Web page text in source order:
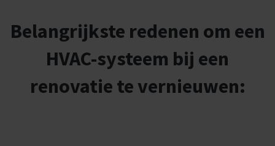
Belangrijkste redenen om een
HVAC-systeem bij een
renovatie te vernieuwen: